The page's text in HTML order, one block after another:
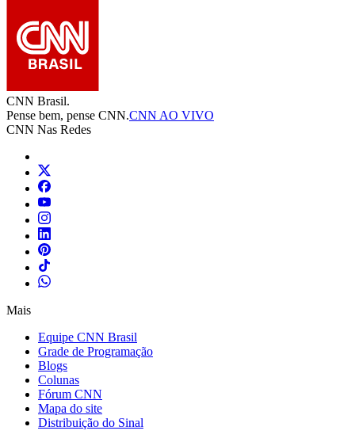
CNN Brasil.
Pense bem, pense CNN.CNN AO VIVO
CNN Nas Redes
Mais
Equipe CNN Brasil
Grade de Programação
Blogs
Colunas
Fórum CNN
Mapa do site
Distribuição do Sinal